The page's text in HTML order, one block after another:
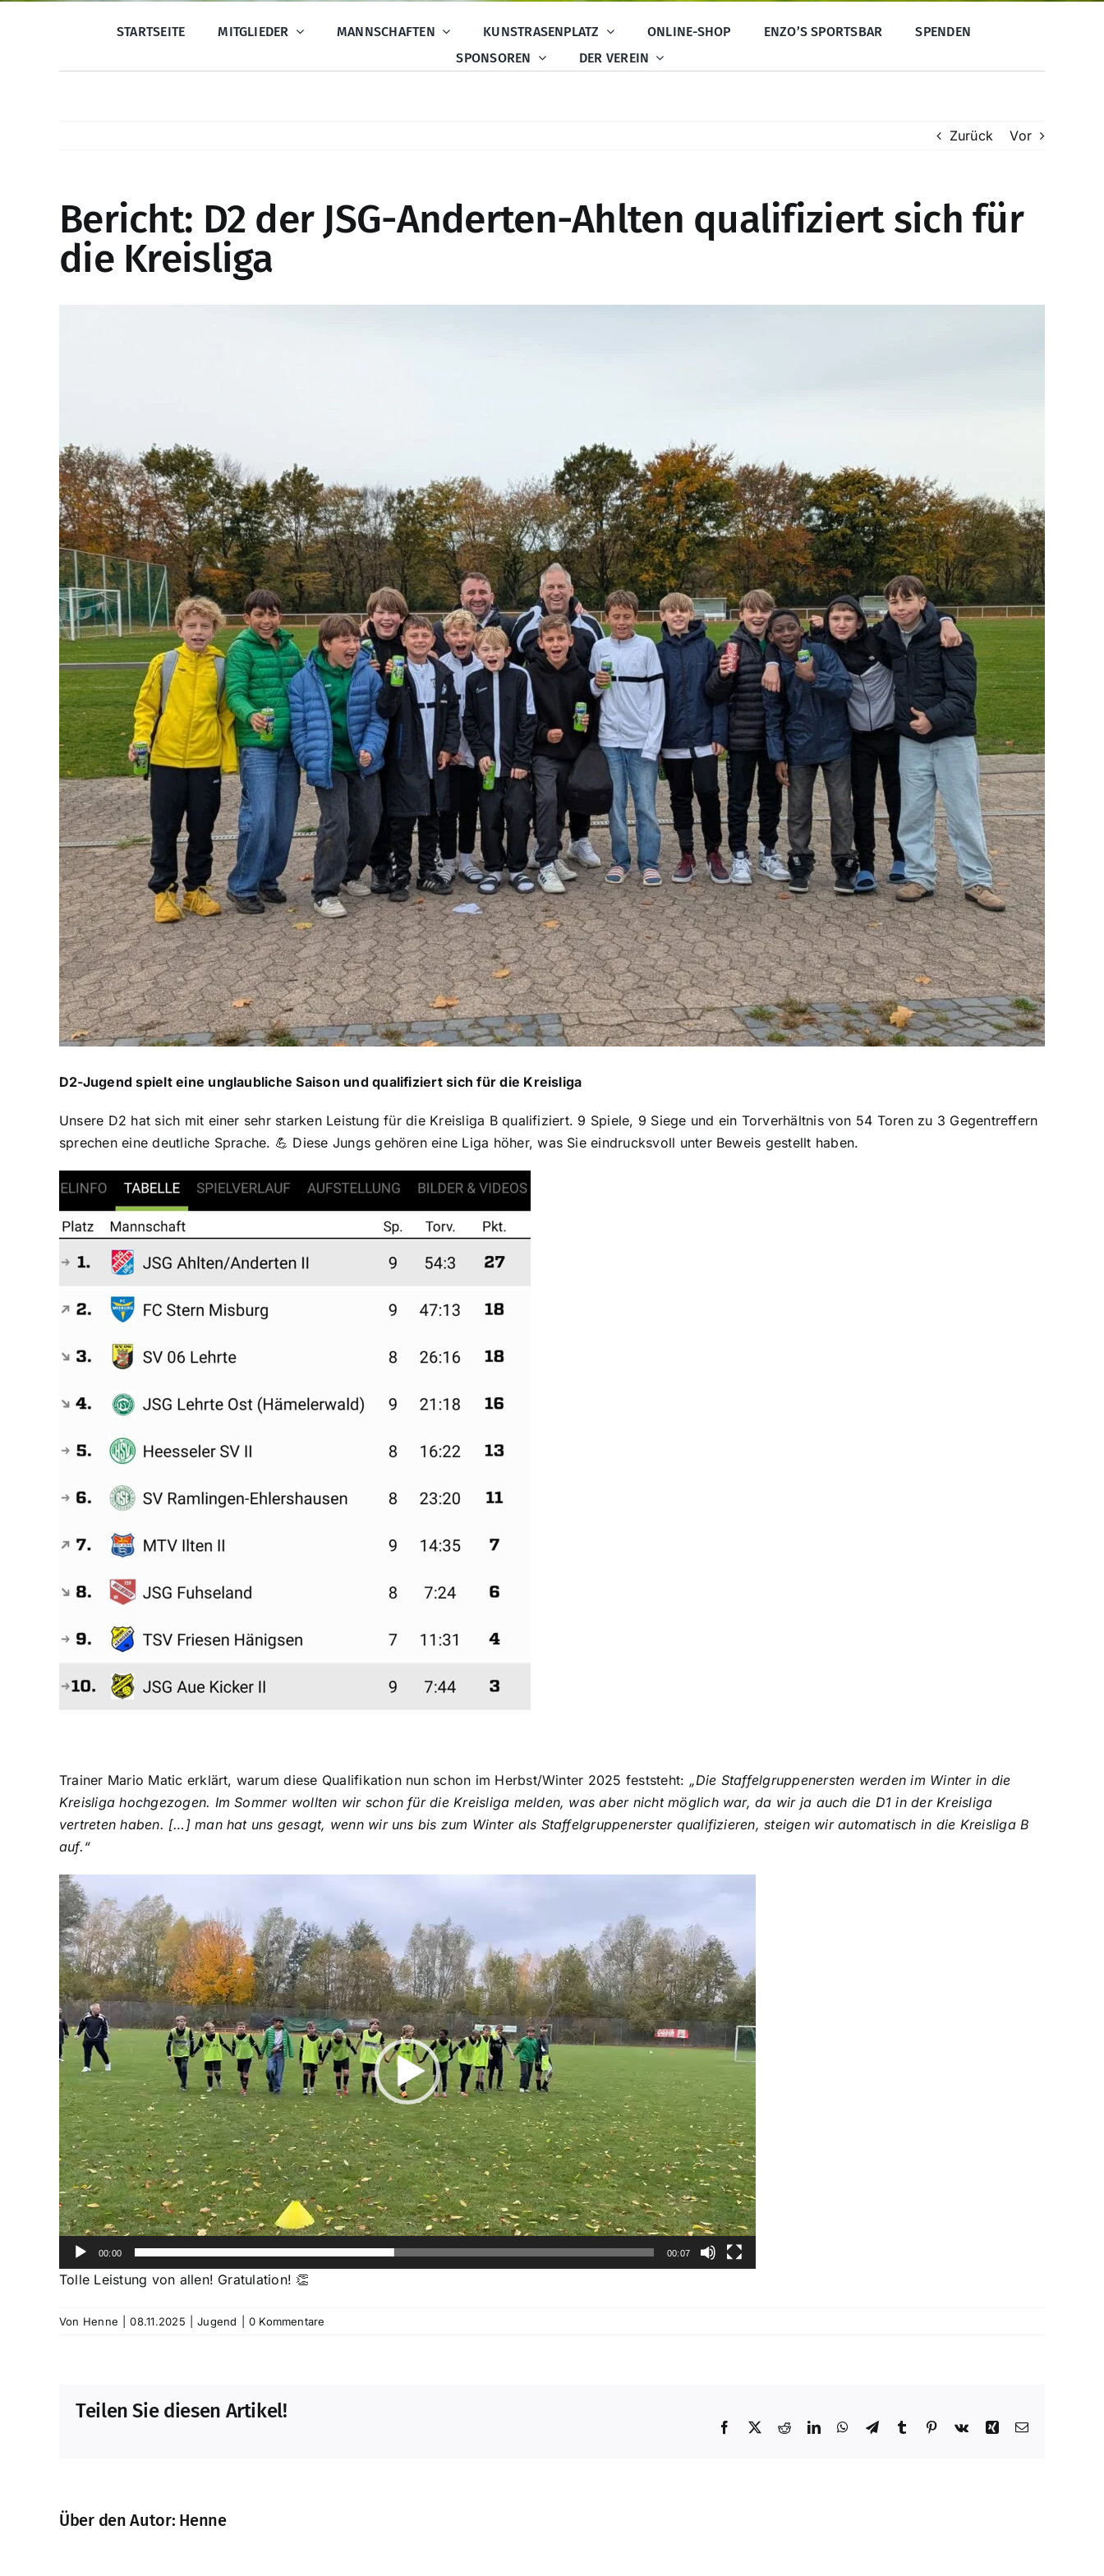
STARTSEITE MITGLIEDER MANNSCHAFTEN KUNSTRASENPLATZ ONLINE-SHOP ENZO’S SPORTSBAR
SPENDEN
SPONSOREN
DER VEREIN
Zurück Vor
Bericht: D2 der JSG-Anderten-Ahlten qualifiziert sich für
die Kreisliga
D2-Jugend spielt eine unglaubliche Saison und qualifiziert sich für die Kreisliga
Unsere D2 hat sich mit einer sehr starken Leistung für die Kreisliga B qualifiziert. 9 Spiele, 9 Siege und ein Torverhältnis von 54 Toren zu 3 Gegentreffern
sprechen eine deutliche Sprache. 💪 Diese Jungs gehören eine Liga höher, was Sie eindrucksvoll unter Beweis gestellt haben.
Trainer Mario Matic erklärt, warum diese Qualifikation nun schon im Herbst/Winter 2025 feststeht: „Die Staffelgruppenersten werden im Winter in die
Kreisliga hochgezogen. Im Sommer wollten wir schon für die Kreisliga melden, was aber nicht möglich war, da wir ja auch die D1 in der Kreisliga
vertreten haben. […] man hat uns gesagt, wenn wir uns bis zum Winter als Staffelgruppenerster qualifizieren, steigen wir automatisch in die Kreisliga B
auf.“
Video-
Player
00:00 00:07
Tolle Leistung von allen! Gratulation! 👏
Von Henne 08.11.2025 Jugend 0 Kommentare
Teilen Sie diesen Artikel!
Facebook
X RedditLinkedInWhatsApp
TelegramTumblr Pinterest
Vk Xing E-
Über den Autor: Henne